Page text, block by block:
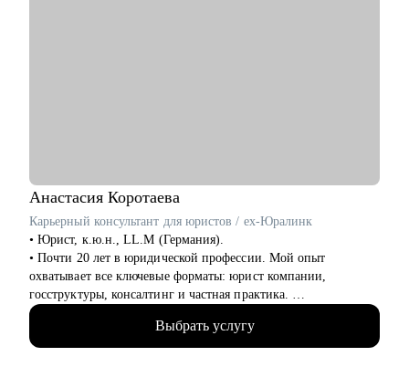
Анастасия Коротаева
Карьерный консультант для юристов / ex-Юралинк
• Юрист, к.ю.н., LL.M (Германия).
• Почти 20 лет в юридической профессии. Мой опыт
охватывает все ключевые форматы: юрист компании,
госструктуры, консалтинг и частная практика.
• Более 14 лет работала с иностранными компаниями со всего
мира, оказывая им юридические услуги в России.
• Автор статей в топовых юридических журналах.
Выбрать услугу